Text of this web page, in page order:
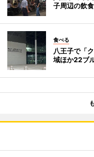
子周辺の飲
食べる
八王子で「
域ほか22ブ